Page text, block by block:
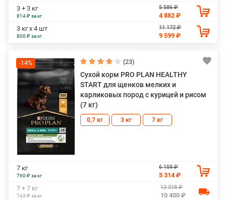
3 + 3 кг
814 ₽ за кг
5 586 ₽
4 882 ₽
3 кг х 4 шт
800 ₽ за кг
11 172 ₽
9 599 ₽
-14% (23)
Сухой корм PRO PLAN HEALTHY
START для щенков мелких и
карликовых пород с курицей и рисом
(7 кг)
0,7 кг 3 кг 7 кг
7 кг
760 ₽ за кг
6 159 ₽
5 314 ₽
7 + 7 кг
743 ₽ за кг
12 318 ₽
10 400 ₽